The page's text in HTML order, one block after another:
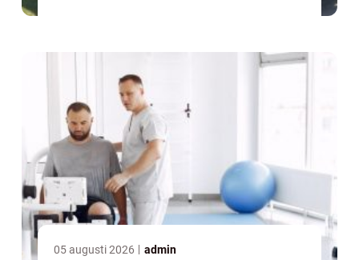
05 augusti 2026 admin